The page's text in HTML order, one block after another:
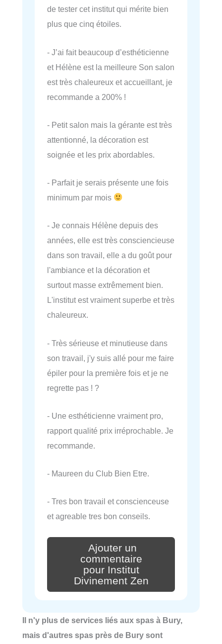
de tester cet institut qui mérite bien
plus que cinq étoiles.
- J’ai fait beaucoup d’esthéticienne
et Hélène est la meilleure Son salon
est très chaleureux et accueillant, je
recommande a 200% !
- Petit salon mais la gérante est très
attentionné, la décoration est
soignée et les prix abordables.
- Parfait je serais présente une fois
minimum par mois
- Je connais Hélène depuis des
années, elle est très consciencieuse
dans son travail, elle a du goût pour
l'ambiance et la décoration et
surtout masse extrêmement bien.
L'institut est vraiment superbe et très
chaleureux.
- Très sérieuse et minutieuse dans
son travail, j'y suis allé pour me faire
épiler pour la première fois et je ne
regrette pas ! ?
- Une esthéticienne vraiment pro,
rapport qualité prix irréprochable. Je
recommande.
- Maureen du Club Bien Etre.
- Tres bon travail et conscienceuse
et agreable tres bon conseils.
Ajouter un
commentaire
pour Institut
Divinement Zen
Il n'y plus de services liés aux spas à Bury,
mais d'autres spas près de Bury sont